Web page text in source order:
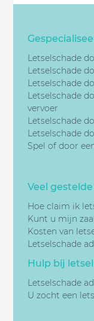
Letselschade
Letselschade
Letselschade
Letselschade
vervoer
Letselschade
Letselschade
Spel of door
Veel
Hoe claim ik
Kunt u mijn
Kosten van
Letselschade
Hulp bij
Letselschade
U zocht een